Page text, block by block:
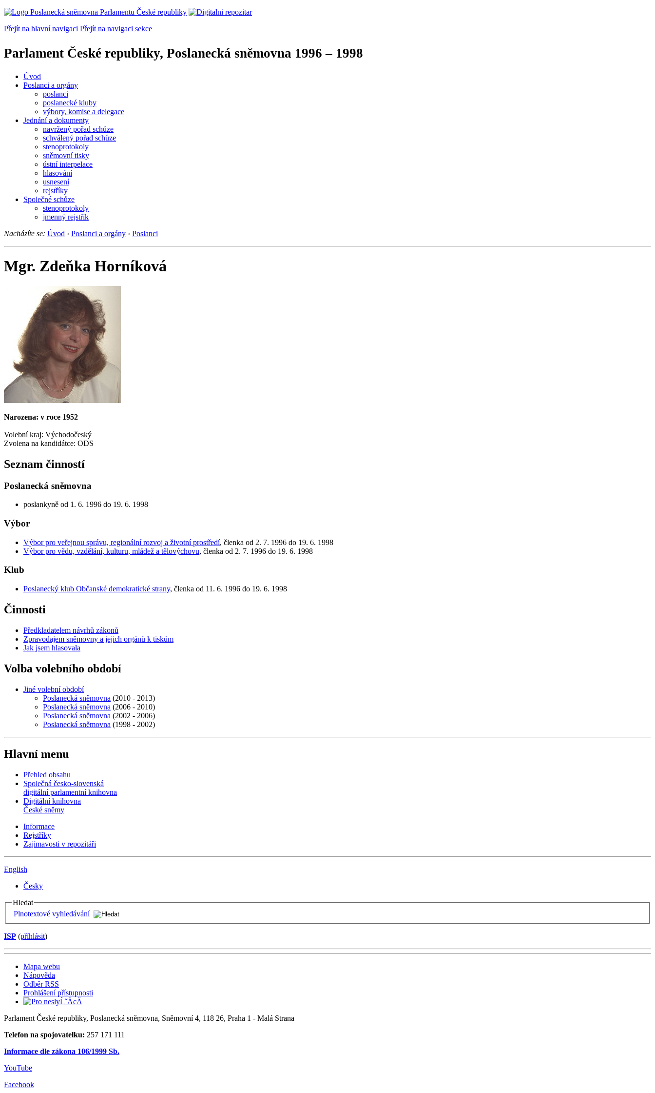
Přejít na hlavní navigaci Přejít na navigaci sekce
Parlament České republiky, Poslanecká sněmovna 1996 – 1998
Úvod
Poslanci a orgány
poslanci
poslanecké kluby
výbory, komise a delegace
Jednání a dokumenty
navržený pořad schůze
schválený pořad schůze
stenoprotokoly
sněmovní tisky
ústní interpelace
hlasování
usnesení
rejstříky
Společné schůze
stenoprotokoly
jmenný rejstřík
Nacházíte se: Úvod › Poslanci a orgány › Poslanci
Mgr. Zdeňka Horníková
Narozena: v roce 1952
Volební kraj: Východočeský
Zvolena na kandidátce: ODS
Seznam činností
Poslanecká sněmovna
poslankyně od 1. 6. 1996 do 19. 6. 1998
Výbor
Výbor pro veřejnou správu, regionální rozvoj a životní prostředí, členka od 2. 7. 1996 do 19. 6. 1998
Výbor pro vědu, vzdělání, kulturu, mládež a tělovýchovu, členka od 2. 7. 1996 do 19. 6. 1998
Klub
Poslanecký klub Občanské demokratické strany, členka od 11. 6. 1996 do 19. 6. 1998
Činnosti
Předkladatelem návrhů zákonů
Zpravodajem sněmovny a jejich orgánů k tiskům
Jak jsem hlasovala
Volba volebního období
Jiné volební období
Poslanecká sněmovna (2010 - 2013)
Poslanecká sněmovna (2006 - 2010)
Poslanecká sněmovna (2002 - 2006)
Poslanecká sněmovna (1998 - 2002)
Hlavní menu
Přehled obsahu
Společná česko-slovenská
digitální parlamentní knihovna
Digitální knihovna
České sněmy
Informace
Rejstříky
Zajímavosti v repozitáři
English
Česky
Hledat
Plnotextové vyhledávání
ISP (příhlásit)
Mapa webu
Nápověda
Odběr RSS
Prohlášení přístupnosti
Parlament České republiky, Poslanecká sněmovna, Sněmovní 4, 118 26, Praha 1 - Malá Strana
Telefon na spojovatelku: 257 171 111
Informace dle zákona 106/1999 Sb.
YouTube
Facebook